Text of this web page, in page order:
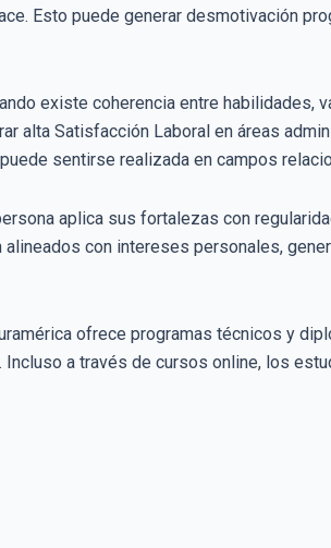
Esto puede generar desmotivación
existe coherencia entre habilidades,
alta Satisfacción Laboral en áreas
sentirse realizada en campos
aplica sus fortalezas con
con intereses personales,
ofrece programas técnicos y
a través de cursos online, los